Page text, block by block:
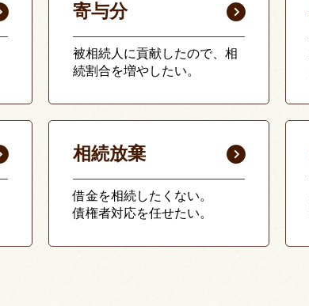
寄与分
被相続人に貢献したので、相
続割合を増やしたい。
相続放棄
借金を相続したくない。
債権者対応を任せたい。